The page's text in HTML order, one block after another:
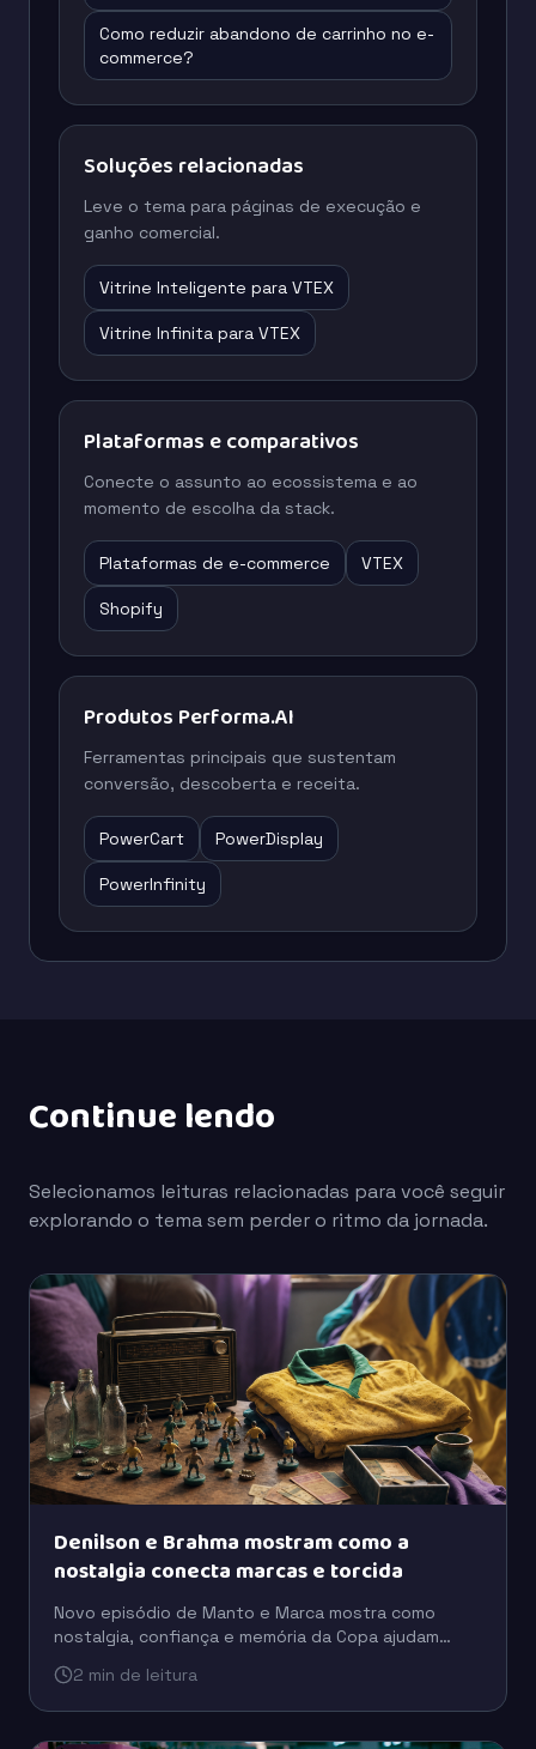
Como reduzir abandono de carrinho no e-
commerce?
Soluções relacionadas
Leve o tema para páginas de execução e
ganho comercial.
Vitrine Inteligente para VTEX
Vitrine Infinita para VTEX
Plataformas e comparativos
Conecte o assunto ao ecossistema e ao
momento de escolha da stack.
Plataformas de e-commerce VTEX
Shopify
Produtos Performa.AI
Ferramentas principais que sustentam
conversão, descoberta e receita.
PowerCart PowerDisplay
PowerInfinity
Continue lendo
Selecionamos leituras relacionadas para você seguir
explorando o tema sem perder o ritmo da jornada.
Denilson e Brahma mostram como a
nostalgia conecta marcas e torcida
Novo episódio de Manto e Marca mostra como
nostalgia, confiança e memória da Copa ajudam
da torcida.
2 min de leitura